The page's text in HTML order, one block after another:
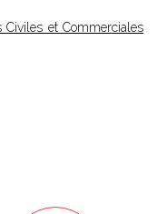
et Commerciales